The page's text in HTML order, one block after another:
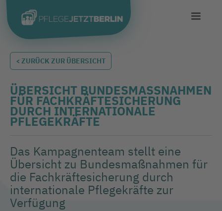
< ZURÜCK ZUR ÜBERSICHT
ÜBERSICHT BUNDESMASSNAHMEN F
ÜR FACHKRÄFTESICHERUNG D
URCH INTERNATIONALE P
FLEGEKRÄFTE
Das Kampagnenteam stellt eine
Übersicht zu Bundesmaßnahmen für
die Fachkräftesicherung durch
internationale Pflegekräfte zur
Verfügung